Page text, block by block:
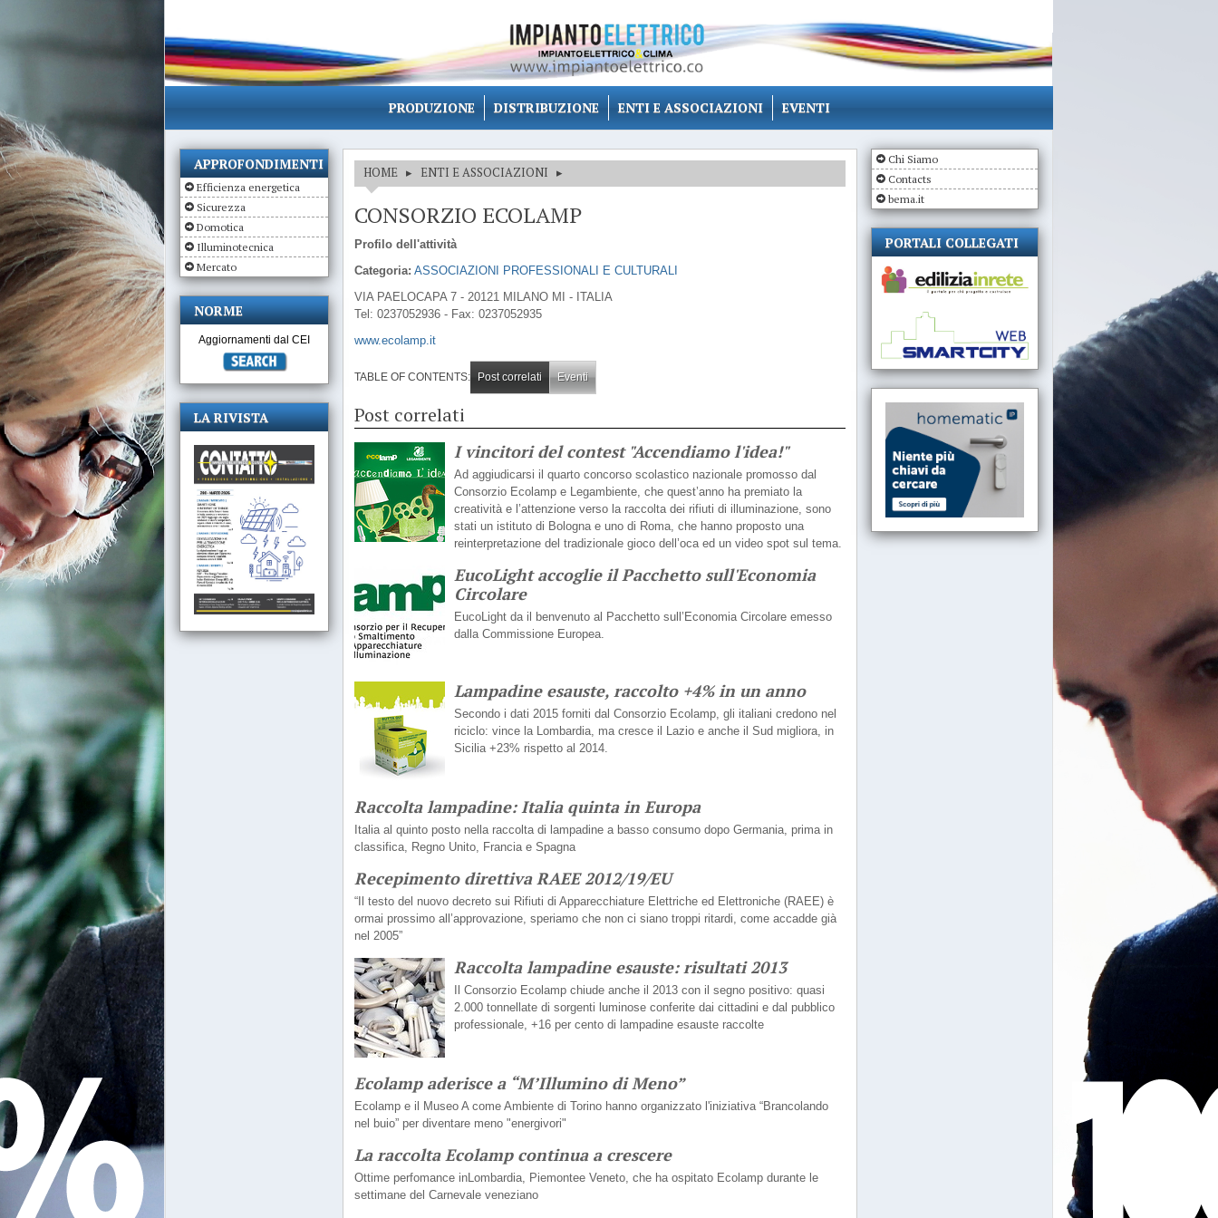
PRODUZIONE DISTRIBUZIONE ENTI E ASSOCIAZIONI EVENTI
HOME ▸ ENTI E ASSOCIAZIONI ▸
CONSORZIO ECOLAMP
Profilo dell'attività
Categoria: ASSOCIAZIONI PROFESSIONALI E CULTURALI
VIA PAELOCAPA 7 - 20121 MILANO MI - ITALIA
Tel: 0237052936 - Fax: 0237052935
www.ecolamp.it
TABLE OF CONTENTS: Post correlati Eventi
Post correlati
I vincitori del contest "Accendiamo l'idea!"
Ad aggiudicarsi il quarto concorso scolastico nazionale promosso dal
Consorzio Ecolamp e Legambiente, che quest’anno ha premiato la
creatività e l’attenzione verso la raccolta dei rifiuti di illuminazione, sono
stati un istituto di Bologna e uno di Roma, che hanno proposto una
reinterpretazione del tradizionale gioco dell’oca ed un video spot sul tema.
EucoLight accoglie il Pacchetto sull'Economia
Circolare
EucoLight da il benvenuto al Pacchetto sull’Economia Circolare emesso
dalla Commissione Europea.
Lampadine esauste, raccolto +4% in un anno
Secondo i dati 2015 forniti dal Consorzio Ecolamp, gli italiani credono nel
riciclo: vince la Lombardia, ma cresce il Lazio e anche il Sud migliora, in
Sicilia +23% rispetto al 2014.
Raccolta lampadine: Italia quinta in Europa
Italia al quinto posto nella raccolta di lampadine a basso consumo dopo Germania, prima in
classifica, Regno Unito, Francia e Spagna
Recepimento direttiva RAEE 2012/19/EU
“Il testo del nuovo decreto sui Rifiuti di Apparecchiature Elettriche ed Elettroniche (RAEE) è
ormai prossimo all’approvazione, speriamo che non ci siano troppi ritardi, come accadde già
nel 2005”
Raccolta lampadine esauste: risultati 2013
Il Consorzio Ecolamp chiude anche il 2013 con il segno positivo: quasi
2.000 tonnellate di sorgenti luminose conferite dai cittadini e dal pubblico
professionale, +16 per cento di lampadine esauste raccolte
Ecolamp aderisce a “M’Illumino di Meno”
Ecolamp e il Museo A come Ambiente di Torino hanno organizzato l'iniziativa “Brancolando
nel buio” per diventare meno "energivori"
La raccolta Ecolamp continua a crescere
Ottime perfomance inLombardia, Piemontee Veneto, che ha ospitato Ecolamp durante le
settimane del Carnevale veneziano
APPROFONDIMENTI
Efficienza energetica
Sicurezza
Domotica
Illuminotecnica
Mercato
NORME
Aggiornamenti dal CEI
LA RIVISTA
Chi Siamo
Contacts
bema.it
PORTALI COLLEGATI